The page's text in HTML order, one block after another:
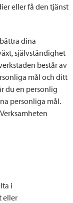
eller få den tjänst
dina
självständighet
består av
mål och ditt
du en personlig
personliga mål.
i
eller